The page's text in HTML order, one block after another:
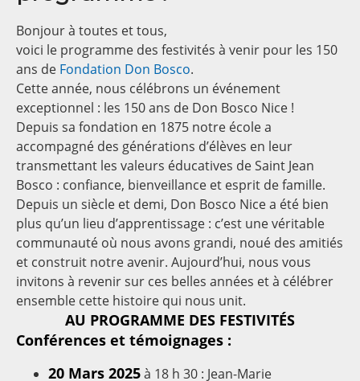
Bonjour à toutes et tous,
voici le programme des festivités à venir pour les 150
ans de Fondation Don Bosco.
Cette année, nous célébrons un événement
exceptionnel : les 150 ans de Don Bosco Nice !
Depuis sa fondation en 1875 notre école a
accompagné des générations d’élèves en leur
transmettant les valeurs éducatives de Saint Jean
Bosco : confiance, bienveillance et esprit de famille.
Depuis un siècle et demi, Don Bosco Nice a été bien
plus qu’un lieu d’apprentissage : c’est une véritable
communauté où nous avons grandi, noué des amitiés
et construit notre avenir. Aujourd’hui, nous vous
invitons à revenir sur ces belles années et à célébrer
ensemble cette histoire qui nous unit.
AU PROGRAMME DES FESTIVITÉS
Conférences et témoignages :
20 Mars 2025à 18 h 30 : Jean-Marie